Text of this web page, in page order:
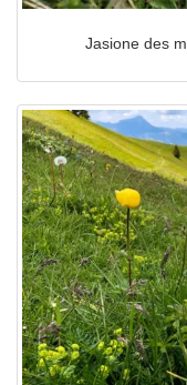
Jasione des